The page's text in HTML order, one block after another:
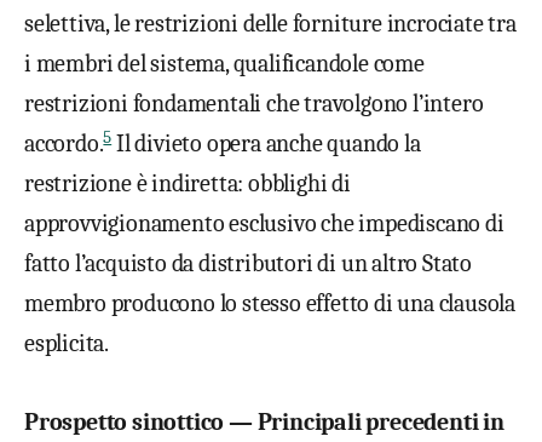
selettiva, le restrizioni delle forniture incrociate tra
i membri del sistema, qualificandole come
restrizioni fondamentali che travolgono l’intero
accordo.5Il divieto opera anche quando la
restrizione è indiretta: obblighi di
approvvigionamento esclusivo che impediscano di
fatto l’acquisto da distributori di un altro Stato
membro producono lo stesso effetto di una clausola
esplicita.
Prospetto sinottico — Principali precedenti in